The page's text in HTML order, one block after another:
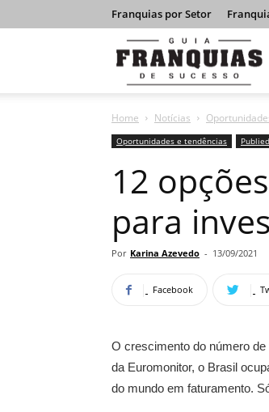
Franquias por Setor
Home Notícias
Oportunidades e tendências
12
para
Por Karina Azevedo - 13/09/2021
Facebook
O crescimento do número
da Euromonitor, o Brasil
do mundo em faturamento.